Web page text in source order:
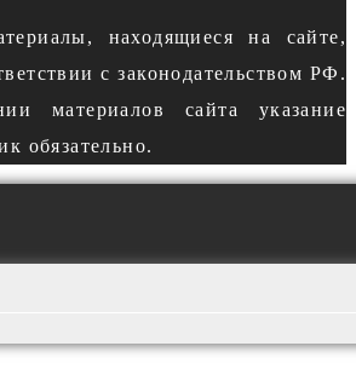
находящиеся на сайте,
с законодательством РФ.
материалов сайта указание
обязательно.